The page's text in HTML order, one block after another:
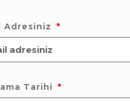
Adresiniz
Tarihi